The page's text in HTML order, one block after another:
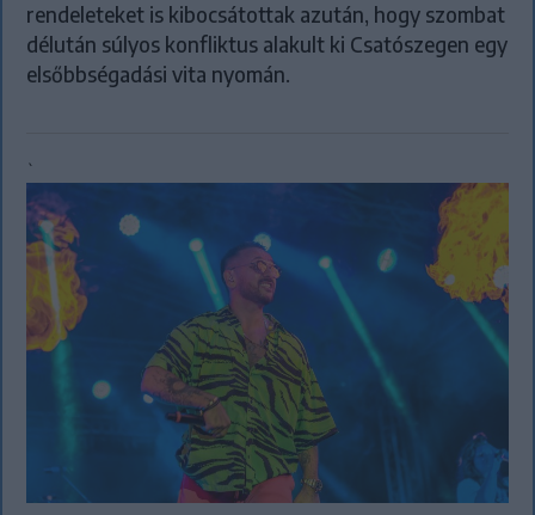
rendeleteket is kibocsátottak azután, hogy szombat
délután súlyos konfliktus alakult ki Csatószegen egy
elsőbbségadási vita nyomán.
`